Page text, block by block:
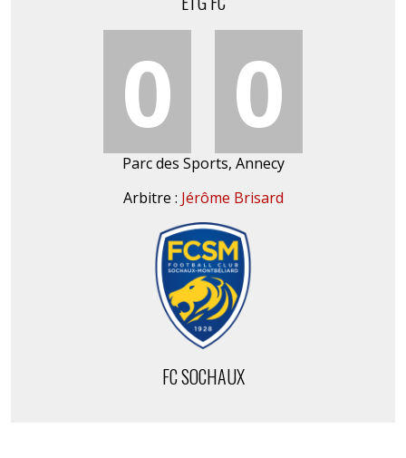
0 0
Parc des Sports, Annecy
Arbitre : Jérôme Brisard
FC SOCHAUX